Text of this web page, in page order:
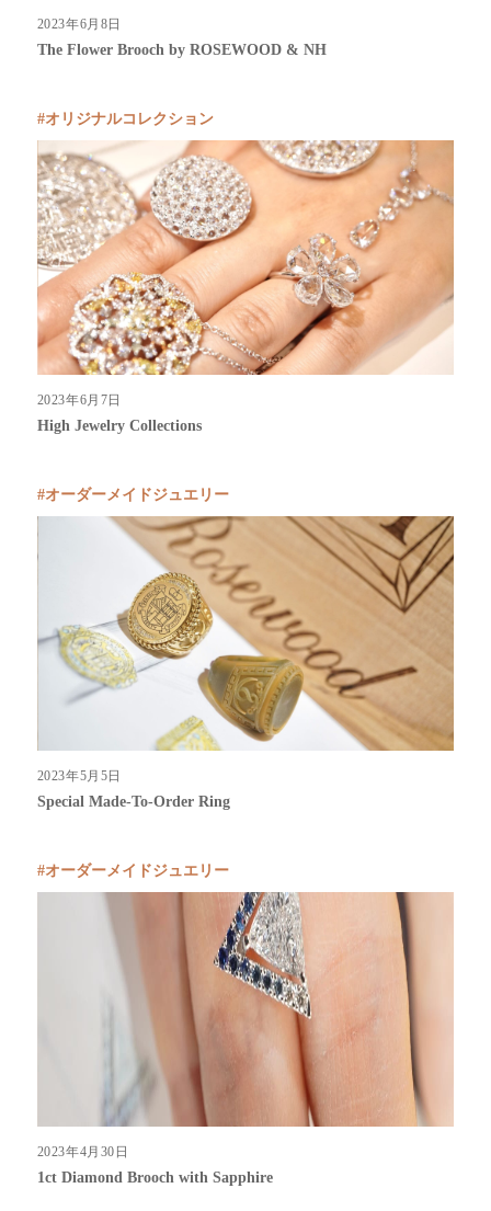
2023年6月8日
The Flower Brooch by ROSEWOOD & NH
オリジナルコレクション
2023年6月7日
High Jewelry Collections
オーダーメイドジュエリー
2023年5月5日
Special Made-To-Order Ring
オーダーメイドジュエリー
2023年4月30日
1ct Diamond Brooch with Sapphire